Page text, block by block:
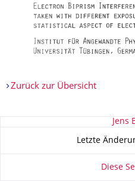
Zurück zur Übersicht
Zu dieser Seite Jens
Letzte
Diese